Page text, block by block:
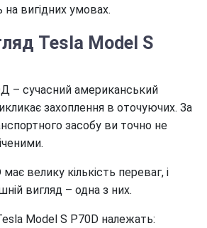
вигідних умовах.
Tesla Model S
– сучасний американський
захоплення в оточуючих. За
засобу ви точно не
велику кількість переваг, і
вигляд – одна з них.
Model S P70D належать: